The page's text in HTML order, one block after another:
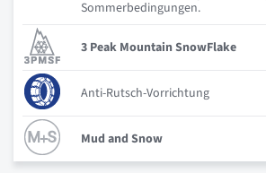
Sommerbedingungen.
3 Peak Mountain SnowFlake
Anti-Rutsch-Vorrichtung
Mud and Snow